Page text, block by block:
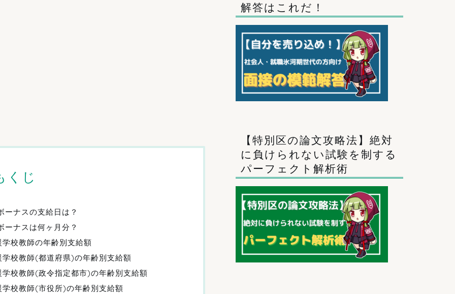
くじ
ナスの支給日は？
ナスは何ヶ月分？
学校教師の年齢別支給額
学校教師(都道府県)の年齢別支給額
学校教師(政令指定都市)の年齢別支給額
学校教師(市役所)の年齢別支給額
解答はこれだ！
【特別区の論文攻略法】絶対
に負けられない試験を制する
パーフェクト解析術